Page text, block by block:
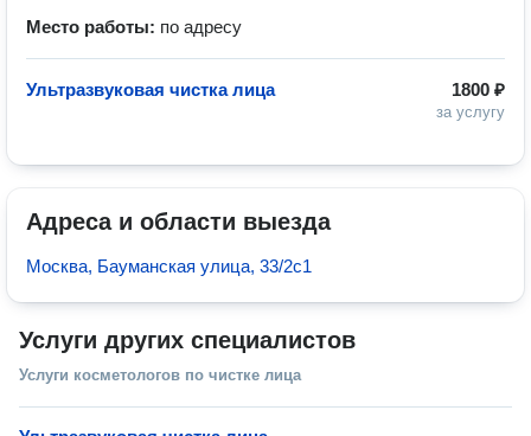
Место работы: по адресу
1800 ₽
за услугу
Ультразвуковая чистка лица
Адреса и области выезда
Москва, Бауманская улица, 33/2с1
Услуги других специалистов
Услуги косметологов по чистке лица